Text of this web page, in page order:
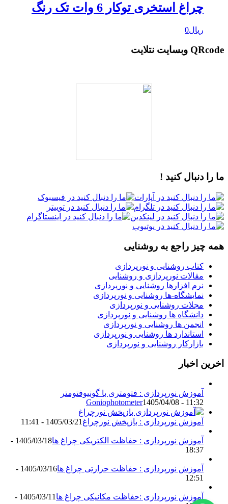
چراغ استخری توکار 6 وات تک رنگ
ریال0
QRcode وبسایت نتلایت
ما را دنبال کنید !
همه چیز راجع به روشنایی
کتاب روشنایی و نورپردازی
مقالات نورپردازی و روشنایی
نرم افزارها روشنایی و نورپردازی
نمایشگاه-ها روشنایی و نورپردازی
مجلات روشنایی و نورپردازی
دانشگاه ها روشنایی و نورپردازی
انجمن ها روشنایی و نورپردازی
استاندارد ها روشنایی و نورپردازی
بازارکار روشنایی و نورپردازی
اخرین اخبار
آموزش نورپردازی : فتومتری با گونیوفتومتر
Goniophotometer1405/04/08 - 11:32
آموزش نورپردازی : بازپخش نورچراغ 1405/03/21 - 11:41
آموزش نورپردازی : حفاظت الکتریکی چراغ ها
1405/03/18 -
18:37
آموزش نورپردازی : حفاظت حرارتی چراغ ها
1405/03/16 -
12:51
آموزش نورپردازی :حفاظت مکانیکی چراغ ها
1405/03/11 -